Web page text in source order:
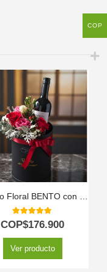
Arreglo Floral BENTO con Rosas y Vino | Elegancia para Regalar 🎁
5.00out of 5
COP$176.900
Ver producto
COP